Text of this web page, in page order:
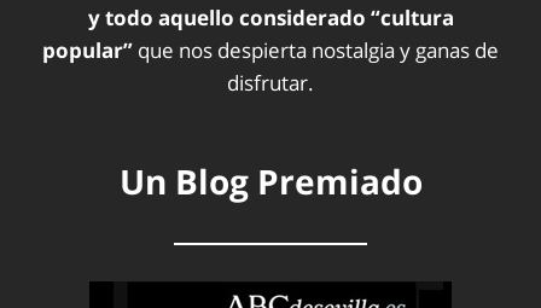
y todo aquello considerado “cultura
popular” que nos despierta nostalgia y ganas de
disfrutar.
Un Blog Premiado